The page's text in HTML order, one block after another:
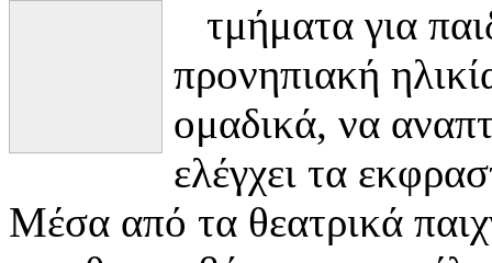
τμήματα για
προνηπιακή
ομαδικά, να
ελέγχει τα
Μέσα από τα θεατρικά